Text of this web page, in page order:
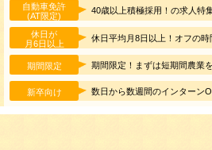
自動車免許
(AT限定)
40歳以上積極採用！の求人特
休日が
月6日以上
休日平均月8日以上！オフの
期間限定 期間限定！まずは短期間農業
新卒向け 数日から数週間のインターン